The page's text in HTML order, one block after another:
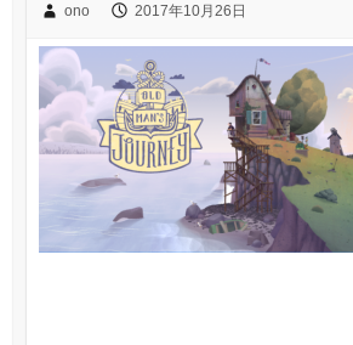
ono 2017年10月26日